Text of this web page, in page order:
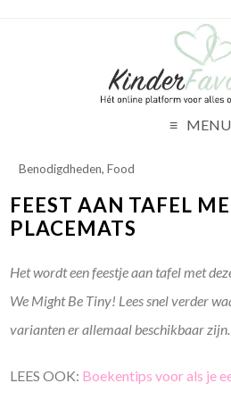
MENU
Benodigdheden,Food
FEEST AAN TAFEL
PLACEMATS
Het wordt een feestje aan tafel met
We Might Be Tiny! Lees snel verder
varianten er allemaal beschikbaar
LEES OOK: Boekentips voor als je